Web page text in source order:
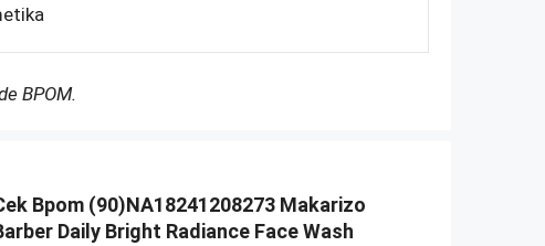
BPOM.
Bpom (90)NA18241208273 Makarizo
Daily Bright Radiance Face Wash